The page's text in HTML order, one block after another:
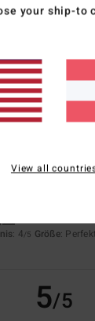
Verhältnis: 4
5 /5
: 4/5 Größe:
5/5
your ship-to
View all